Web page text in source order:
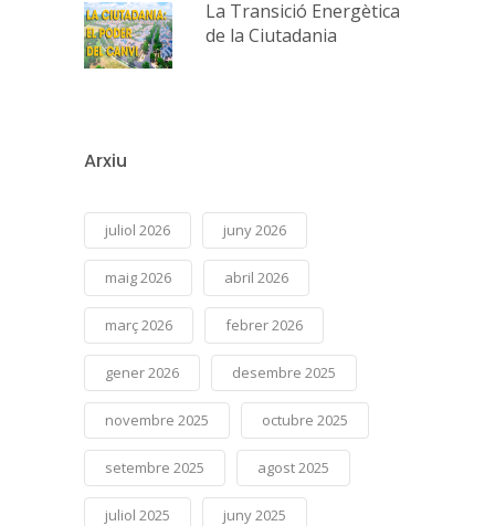
La Transició Energètica
de la Ciutadania
Arxiu
juliol 2026 juny 2026
maig 2026 abril 2026
març 2026 febrer 2026
gener 2026 desembre 2025
novembre 2025 octubre 2025
setembre 2025 agost 2025
juliol 2025 juny 2025